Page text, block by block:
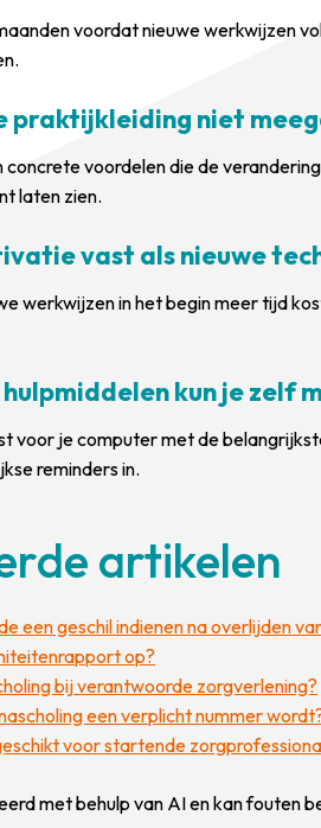
voordat nieuwe werkwijzen
praktijkleiding niet
concrete voordelen die de
laten zien.
vast als nieuwe
werkwijzen in het begin meer tijd
kun je zelf
voor je computer met de
reminders in.
artikelen
een geschil indienen na overlijden
op?
bij verantwoorde zorgverlening?
een verplicht nummer
voor startende
met behulp van AI en kan fouten